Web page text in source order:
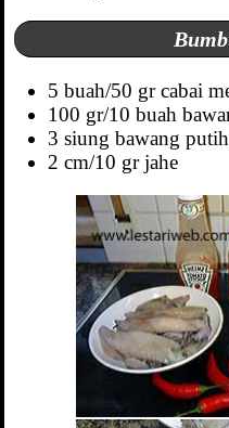
5 buah/50 gr cabai
100 gr/10 buah
3 siung bawang putih
2 cm/10 gr jahe